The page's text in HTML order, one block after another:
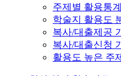
주제별 활용통
학술지 활용도
복사/대출제공
복사/대출신청
활용도 높은 주제